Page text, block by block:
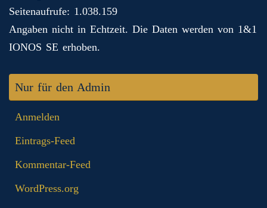
Seitenaufrufe: 1.038.159
Angaben nicht in Echtzeit. Die Daten werden von 1&1
IONOS SE erhoben.
Nur für den Admin
Anmelden
Eintrags-Feed
Kommentar-Feed
WordPress.org